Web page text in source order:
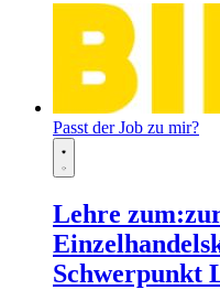
Passt der Job zu mir?
Lehre
Schwerpunkt